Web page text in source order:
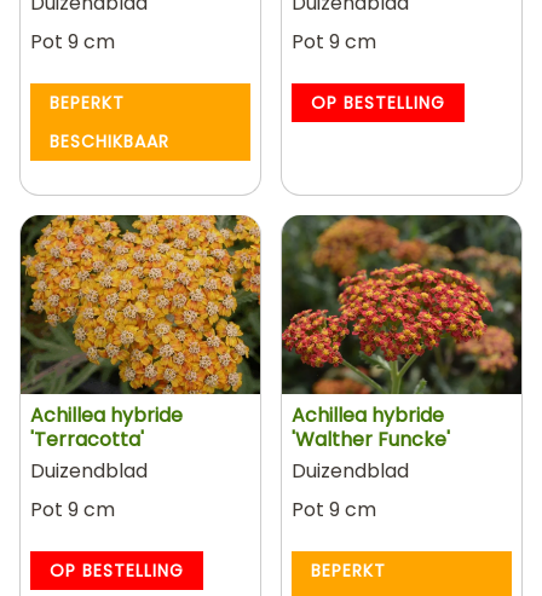
Pot 9 cm
BEPERKT
BESCHIKBAAR
Pot 9 cm
OP BESTELLING
Achillea hybride
'Terracotta'
Duizendblad
Pot 9 cm
OP BESTELLING
Achillea hybride
'Walther Funcke'
Duizendblad
Pot 9 cm
BEPERKT